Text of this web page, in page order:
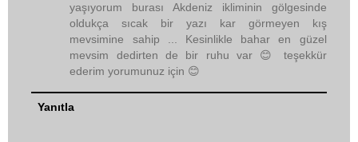
yaşıyorum burası Akdeniz ikliminin gölgesinde
oldukça sıcak bir yazı kar görmeyen kış
mevsimine sahip ... Kesinlikle bahar en güzel
mevsim dedirten de bir ruhu var 😊 teşekkür
ederim yorumunuz için 😊
Yanıtla